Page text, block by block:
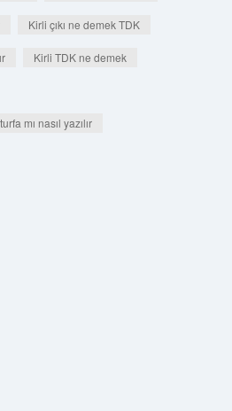
Kirli çıkı ne demek TDK
Kirli TDK ne demek
mı nasıl yazılır